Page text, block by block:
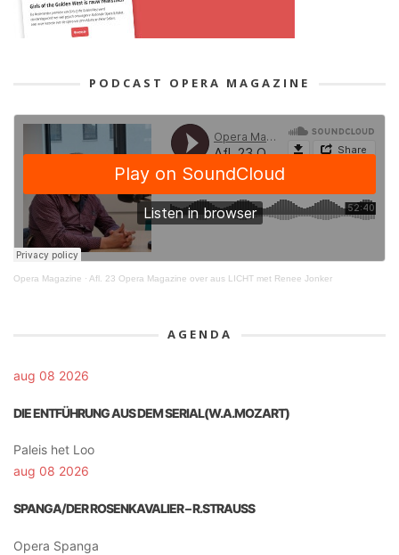
PODCAST OPERA MAGAZINE
Opera Magazine · Afl. 23 Opera Magazine over aus LICHT met Renee Jonker
AGENDA
aug 08 2026
DIE ENTFÜHRUNG AUS DEM SERIAL(W.A.MOZART)
Paleis het Loo
aug 08 2026
SPANGA/DER ROSENKAVALIER – R.STRAUSS
Opera Spanga